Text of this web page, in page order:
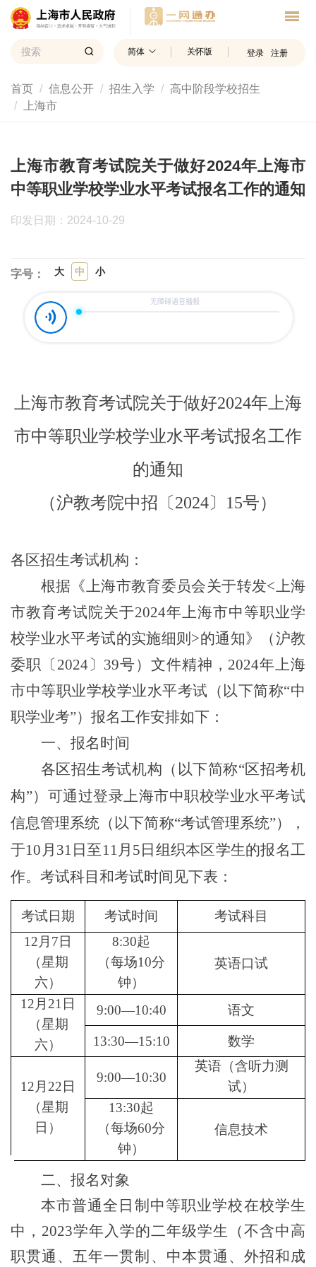
简体 关怀版 登录 注册
首页 信息公开 招生入学
高中阶段学校招生
上海市
上海市教育考试院关于做好2024年上海市
中等职业学校学业水平考试报名工作的通知
印发日期：2024-10-29
字号： 大 中 小
上海市教育考试院关于做好2024年上海
市中等职业学校学业水平考试报名工作
的通知
（沪教考院中招〔2024〕 15号）
各区招生考试机构：
根据《上海市教育委员会关于转发<上海
市教育考试院关于2024年上海市中等职业学
校学业水平考试的实施细则>的通知》（沪教
委职〔2024〕39号）文件精神，2024年上海
市中等职业学校学业水平考试（以下简称“中
职学业考”）报名工作安排如下：
一、报名时间
各区招生考试机构（以下简称“区招考机
构”）可通过登录上海市中职校学业水平考试
信息管理系统（以下简称“考试管理系统”），
于10月31日至11月5日组织本区学生的报名工
作。 考试科目和考试时间 见下表：
考试日期 考试时间
考试科目
12月7日
（星期
六）
8:30起
（每场10分
钟）
英语口试
12月21日
（星期
六）
9:00—10:40 语文
13:30—15:10 数学
12月22日
（星期
日）
9:00—10:30
英语（含听力测
试）
13:30起
（每场60分
钟）
信息技术
二、报名对象
本市普通全日制中等职业学校在校学生
中，2023学年入学的二年级学生（不含中高
职贯通、五年一贯制、中本贯通、外招和成